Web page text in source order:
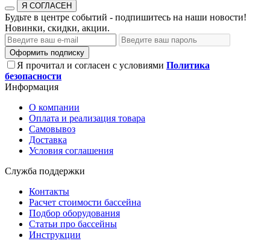
Я СОГЛАСЕН
Будьте в центре событий - подпишитесь на наши новости!
Новинки, скидки, акции.
Оформить подписку
Я прочитал и согласен с условиями Политика
безопасности
Информация
О компании
Оплата и реализация товара
Самовывоз
Доставка
Условия соглашения
Служба поддержки
Контакты
Расчет стоимости бассейна
Подбор оборудования
Статьи про бассейны
Инструкции